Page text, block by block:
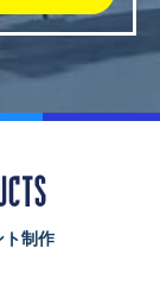
ト制作